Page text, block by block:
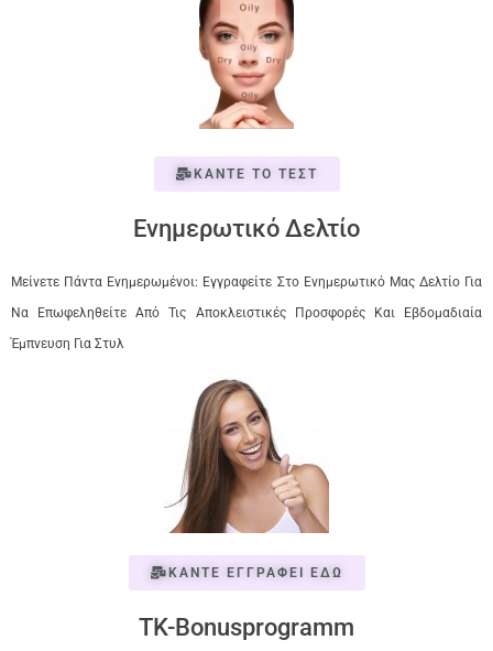
ΚΑΝΤΕ ΤΟ ΤΕΣΤ
Ενημερωτικό Δελτίο
Μείνετε Πάντα Ενημερωμένοι: Εγγραφείτε Στο Ενημερωτικό Μας Δελτίο Για
Να Επωφεληθείτε Από Τις Αποκλειστικές Προσφορές Και Εβδομαδιαία
Έμπνευση Για Στυλ
ΚΑΝΤΕ ΕΓΓΡΑΦΕΙ ΕΔΩ
TK-Bonusprogramm